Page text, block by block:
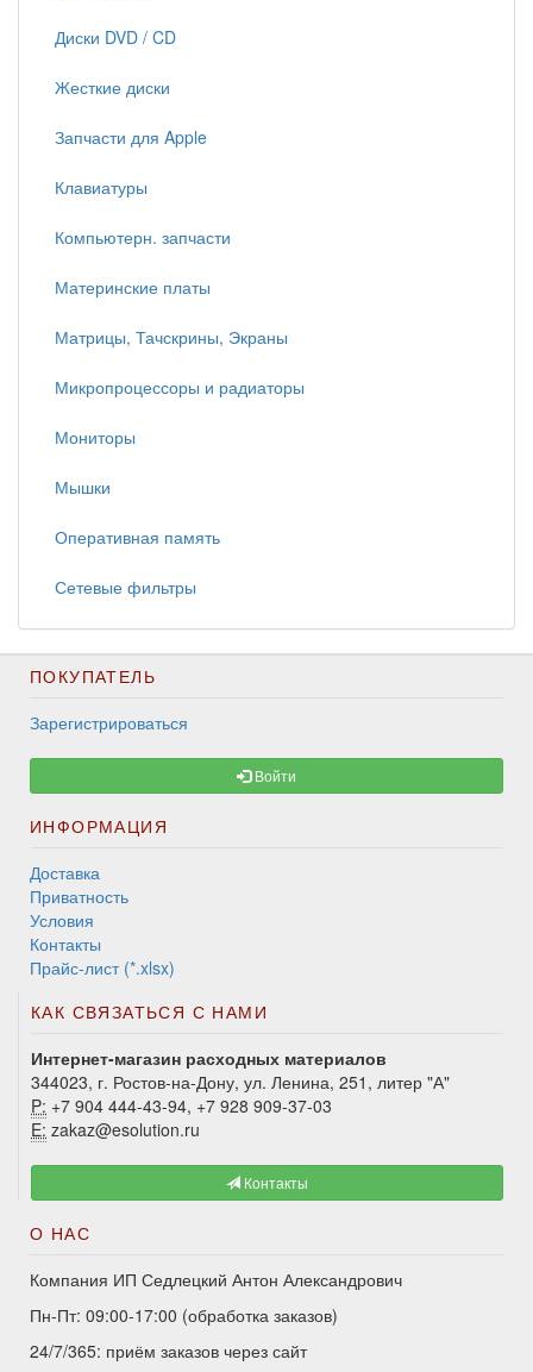
Диски DVD / CD
Жесткие диски
Запчасти для Apple
Клавиатуры
Компьютерн. запчасти
Материнские платы
Матрицы, Тачскрины, Экраны
Микропроцессоры и радиаторы
Мониторы
Мышки
Оперативная память
Сетевые фильтры
ПОКУПАТЕЛЬ
Зарегистрироваться
Войти
ИНФОРМАЦИЯ
Доставка
Приватность
Условия
Контакты
Прайс-лист (*.xlsx)
КАК СВЯЗАТЬСЯ С НАМИ
Интернет-магазин расходных материалов
344023, г. Ростов-на-Дону, ул. Ленина, 251, литер "А"
P: +7 904 444-43-94, +7 928 909-37-03
E: zakaz@esolution.ru
Контакты
О НАС
Компания ИП Седлецкий Антон Александрович
Пн-Пт: 09:00-17:00 (обработка заказов)
24/7/365: приём заказов через сайт